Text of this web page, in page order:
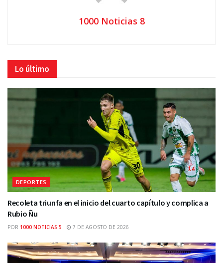
1000 Noticias 8
Lo último
DEPORTES
Recoleta triunfa en el inicio del cuarto capítulo y complica a
Rubio Ñu
POR 1000 NOTICIAS 5 7 DE AGOSTO DE 2026